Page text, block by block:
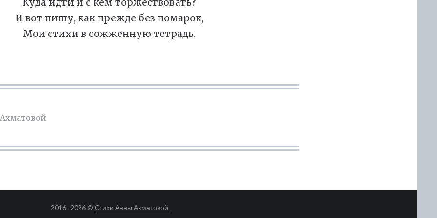
Куда идти и с кем торжествовать?
И вот пишу, как прежде без помарок,
Мои стихи в сожженную тетрадь.
2016–2026 © Стихи Анны Ахматовой